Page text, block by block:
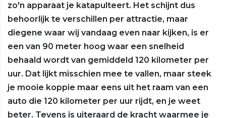
zo'n apparaat je katapulteert. Het schijnt dus
behoorlijk te verschillen per attractie, maar
diegene waar wij vandaag even naar kijken, is er
een van 90 meter hoog waar een snelheid
behaald wordt van gemiddeld 120 kilometer per
uur. Dat lijkt misschien mee te vallen, maar steek
je mooie koppie maar eens uit het raam van een
auto die 120 kilometer per uur rijdt, en je weet
beter. Tevens is uiteraard de kracht waarmee je